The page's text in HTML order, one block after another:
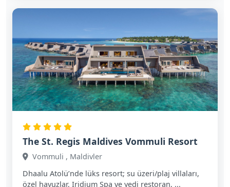
The St. Regis Maldives Vommuli Resort
Vommuli , Maldivler
Dhaalu Atolü’nde lüks resort; su üzeri/plaj villaları,
özel havuzlar, Iridium Spa ve yedi restoran, ...